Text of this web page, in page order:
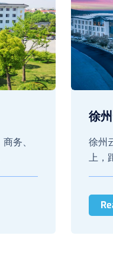
务、
徐
徐州
上，